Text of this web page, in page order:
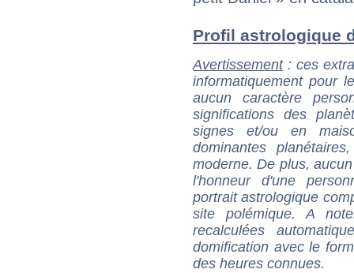
Profil astrologique
Avertissement: ces
informatiquement pour
aucun caractère
significations des
signes et/ou en
dominantes
moderne. De plus,
l'honneur d'une
portrait astrologique
site polémique. A
recalculées
domification avec le
des heures connues.